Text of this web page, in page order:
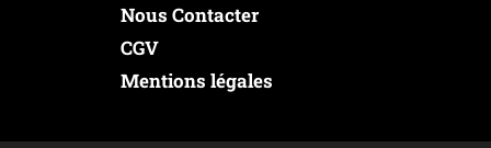
Nous Contacter
CGV
Mentions légales